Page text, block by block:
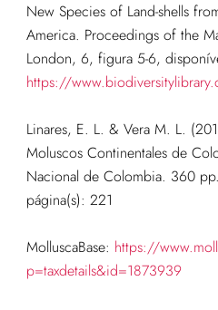
New Species of Land-shells
America. Proceedings of the
London, 6, figura 5-6,
https://
Linares, E. L. & Vera M. L.
Moluscos Continentales de
Nacional de Colombia. 360 pp.
página(s): 221
MolluscaBase: https://
p=taxdetails&id=1873939